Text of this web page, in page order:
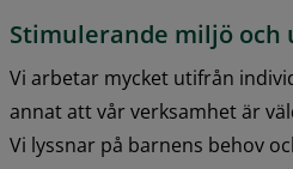
Stimulerande miljö och
Vi arbetar mycket utifrån
annat att vår verksamhet är
Vi lyssnar på barnens behov